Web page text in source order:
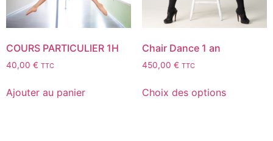
COURS PARTICULIER 1H
40,00 € TTC
Ajouter au panier
Chair Dance 1 an
450,00 € TTC
Choix des options